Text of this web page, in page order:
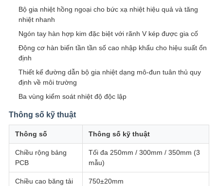
Bộ gia nhiệt hồng ngoại cho bức xạ nhiệt hiệu quả và tăng
nhiệt nhanh
Ngón tay hàn hợp kim đặc biệt với rãnh V kép được gia cố
Động cơ hàn biến tần tần số cao nhập khẩu cho hiệu suất ổn
định
Thiết kế đường dẫn bộ gia nhiệt dạng mô-đun tuân thủ quy
định về môi trường
Ba vùng kiểm soát nhiệt độ độc lập
Thông số kỹ thuật
Thông số Thông số kỹ thuật
Chiều rộng bảng
PCB
Tối đa 250mm / 300mm / 350mm (3
mẫu)
Chiều cao băng tải
750±20mm